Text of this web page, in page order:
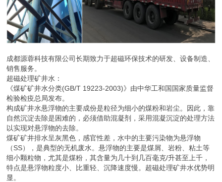
成都源蓉科技有限公司长期致力于超磁环保技术的研发、设备制造、
销售服务。
超磁处理矿井水：
《煤矿矿井水分类(GB/T 19223-2003)》由中华工和国国家质量监督
检验检疫总局发布。
构成矿井水悬浮物的主要成份是粒径为细小的煤粉和岩尘。因此，靠
自然沉淀去除是困难的，必须借助混凝剂，采用混凝沉淀的处理方法
以实现对悬浮物的去除。
煤矿矿井排水呈灰黑色，感官性差，水中的主要污染物为悬浮物
（SS），是典型的无机废水。悬浮物的主要是煤屑、岩粉、粘土等
细小颗粒物，尤其是煤粉，其含量为几十到几百毫克/升甚至上千，
特点是悬浮物粒度小、比重轻、沉降速度慢。超磁处理矿井水优势明
显。